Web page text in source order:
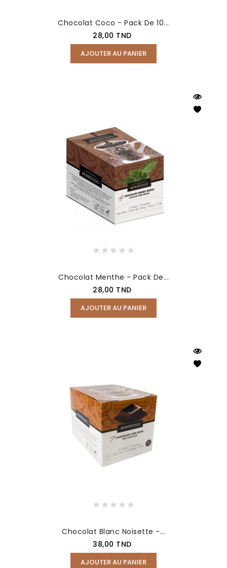
Chocolat Coco - Pack De 10...
Prix
28,00 TND
AJOUTER AU PANIER
Chocolat Menthe - Pack De...
Prix
28,00 TND
AJOUTER AU PANIER
Chocolat Blanc Noisette -...
Prix
38,00 TND
AJOUTER AU PANIER